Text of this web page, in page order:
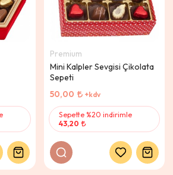
Premium
Mini Kalpler Sevgisi Çikolata
Sepeti
50,00
+kdv
Sepette %20 indirimle
43,20